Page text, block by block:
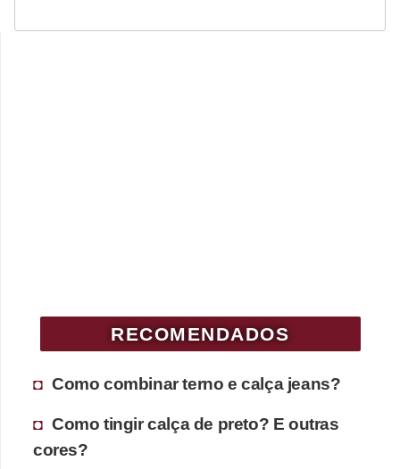
RECOMENDADOS
Como combinar terno e calça jeans?
Como tingir calça de preto? E outras
cores?